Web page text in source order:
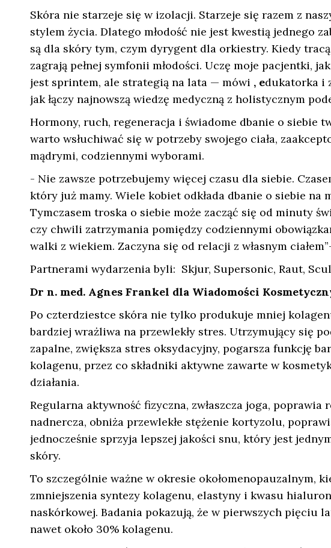
Skóra nie starzeje się w izolacji. Starzeje się razem z
stylem życia. Dlatego młodość nie jest kwestią jednego
są dla skóry tym, czym dyrygent dla orkiestry. Kiedy
zagrają pełnej symfonii młodości. Uczę moje pacjentki,
jest sprintem, ale strategią na lata — mówi , edukatorka i
jak łączy najnowszą wiedzę medyczną z holistycznym
Hormony, ruch, regeneracja i świadome dbanie o siebie
warto wsłuchiwać się w potrzeby swojego ciała,
mądrymi, codziennymi wyborami.
- Nie zawsze potrzebujemy więcej czasu dla siebie.
który już mamy. Wiele kobiet odkłada dbanie o siebie na
Tymczasem troska o siebie może zacząć się od minuty
czy chwili zatrzymania pomiędzy codziennymi
walki z wiekiem. Zaczyna się od relacji z własnym
Partnerami wydarzenia byli: Skjur, Supersonic, Raut,
Dr n. med. Agnes Frankel dla Wiadomości
Po czterdziestce skóra nie tylko produkuje mniej
bardziej wrażliwa na przewlekły stres. Utrzymujący się
zapalne, zwiększa stres oksydacyjny, pogarsza funkcję
kolagenu, przez co składniki aktywne zawarte w
działania.
Regularna aktywność fizyczna, zwłaszcza joga,
nadnercza, obniża przewlekłe stężenie kortyzolu,
jednocześnie sprzyja lepszej jakości snu, który jest
skóry.
To szczególnie ważne w okresie okołomenopauzalnym,
zmniejszenia syntezy kolagenu, elastyny i kwasu
naskórkowej. Badania pokazują, że w pierwszych pięciu
nawet około 30% kolagenu.